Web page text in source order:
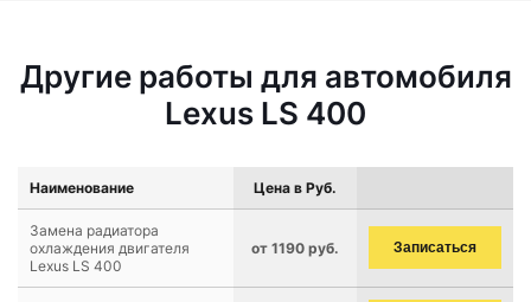
Другие работы для автомобиля
Lexus LS 400
Наименование Цена в Руб.
Замена радиатора
охлаждения двигателя
Lexus LS 400
от 1190 руб. Записаться